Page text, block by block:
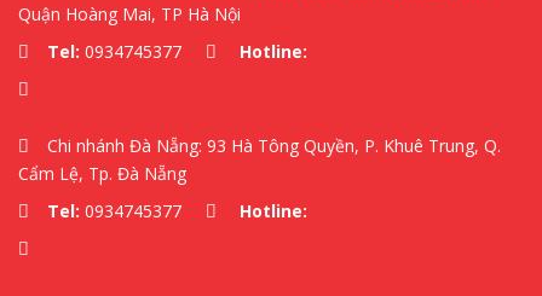
Quận Hoàng Mai, TP Hà Nội
Tel: 0934745377 Hotline:
Chi nhánh Đà Nẵng: 93 Hà Tông Quyền, P. Khuê Trung, Q.
Cẩm Lệ, Tp. Đà Nẵng
Tel: 0934745377 Hotline: